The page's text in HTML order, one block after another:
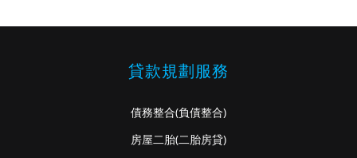
貸款規劃服務
債務整合(負債整合)
房屋二胎(二胎房貸)